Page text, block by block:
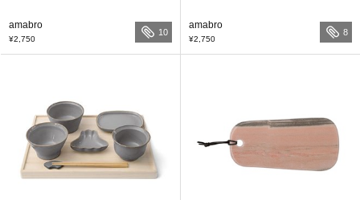
amabro
¥2,750
10
amabro
¥2,750
8